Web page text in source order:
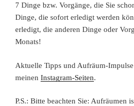
7 Dinge bzw. Vorgänge, die Sie
Dinge, die sofort erledigt werden
erledigt, die anderen Dinge oder
Monats!
Aktuelle Tipps und Aufräum-
meinen Instagram-Seiten.
P.S.: Bitte beachten Sie: Aufräumen